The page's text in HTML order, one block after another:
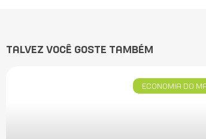
TALVEZ VOCÊ GOSTE TAMBÉM
ECONOMIA DO